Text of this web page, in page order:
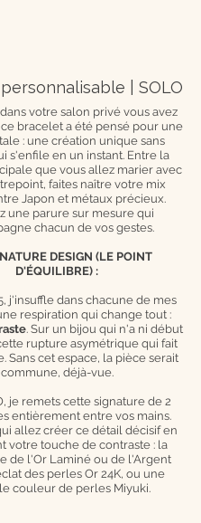
| SOLO
votre salon privé vous avez
bracelet a été pensé pour une
: une création unique sans
s'enfile en un instant. Entre la
que vous allez marier avec
faites naître votre mix
Japon et métaux précieux.
une parure sur mesure qui
chacun de vos gestes.
DESIGN (LE POINT
D'ÉQUILIBRE) :
j'insuffle dans chacune de mes
respiration qui change tout :
. Sur un bijou qui n'a ni début
rupture asymétrique qui fait
Sans cet espace, la pièce serait
commune, déjà-vue.
je remets cette signature de 2
entièrement entre vos mains.
allez créer ce détail décisif en
votre touche de contraste : la
de l'Or Laminé ou de l'Argent
des perles Or 24K, ou une
couleur de perles Miyuki.